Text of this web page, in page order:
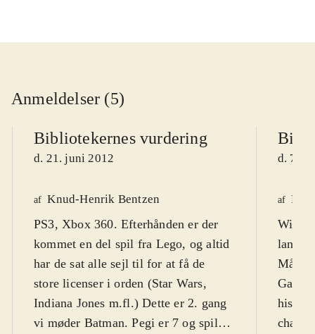
Anmeldelser (5)
Bibliotekernes vurdering
d. 21. juni 2012
af Knud-Henrik Bentzen
PS3, Xbox 360. Efterhånden er der
kommet en del spil fra Lego, og altid
har de sat alle sejl til for at få de
store licenser i orden (Star Wars,
Indiana Jones m.fl.) Dette er 2. gang
vi møder Batman. Pegi er 7 og spillet
d. 7.
af
WiiU.
lange